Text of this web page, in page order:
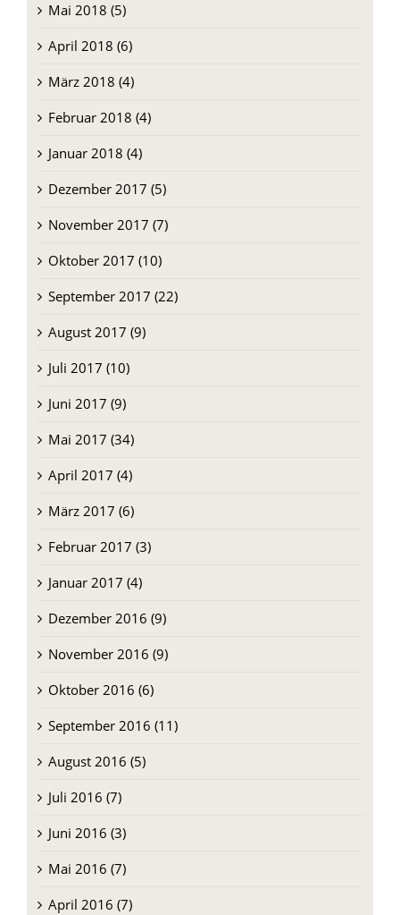
Mai 2018 (5)
April 2018 (6)
März 2018 (4)
Februar 2018 (4)
Januar 2018 (4)
Dezember 2017 (5)
November 2017 (7)
Oktober 2017 (10)
September 2017 (22)
August 2017 (9)
Juli 2017 (10)
Juni 2017 (9)
Mai 2017 (34)
April 2017 (4)
März 2017 (6)
Februar 2017 (3)
Januar 2017 (4)
Dezember 2016 (9)
November 2016 (9)
Oktober 2016 (6)
September 2016 (11)
August 2016 (5)
Juli 2016 (7)
Juni 2016 (3)
Mai 2016 (7)
April 2016 (7)